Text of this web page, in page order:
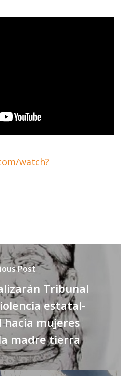
watch?
Post
Tribunal
estatal-
hacia mujeres
madre tierra